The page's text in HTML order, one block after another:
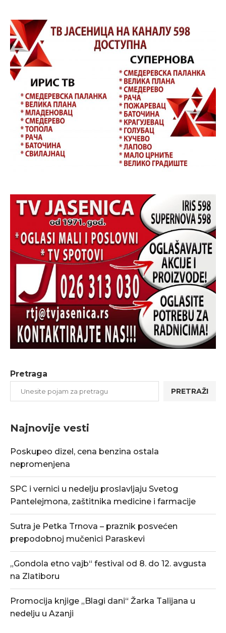
Pretraga
PRETRAŽI
Najnovije vesti
Poskupeo dizel, cena benzina ostala
nepromenjena
SPC i vernici u nedelju proslavljaju Svetog
Pantelejmona, zaštitnika medicine i farmacije
Sutra je Petka Trnova – praznik posvećen
prepodobnoj mučenici Paraskevi
„Gondola etno vajb“ festival od 8. do 12. avgusta
na Zlatiboru
Promocija knjige „Blagi dani“ Žarka Talijana u
nedelju u Azanji